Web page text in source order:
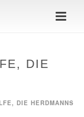
DIE
DIE HERDMANNS